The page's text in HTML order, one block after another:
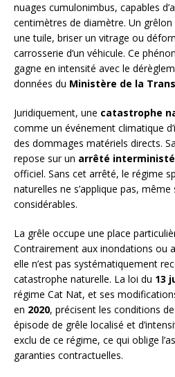
nuages cumulonimbus, capables
centimètres de diamètre. Un
une tuile, briser un vitrage ou
carrosserie d’un véhicule. Ce
gagne en intensité avec le
données du Ministère de la
Juridiquement, une catastrophe
comme un événement climatique
des dommages matériels directs.
repose sur un arrêté
officiel. Sans cet arrêté, le régime
naturelles ne s’applique pas,
considérables.
La grêle occupe une place
Contrairement aux inondations ou
elle n’est pas systématiquement
catastrophe naturelle. La loi du 13
régime Cat Nat, et ses
en 2020, précisent les conditions
épisode de grêle localisé et
exclu de ce régime, ce qui oblige
garanties contractuelles.